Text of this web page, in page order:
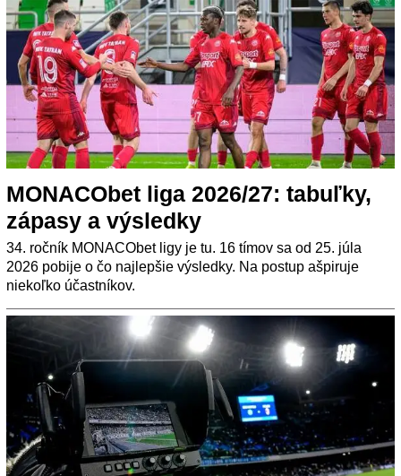
MONACObet liga 2026/27: tabuľky,
zápasy a výsledky
34. ročník MONACObet ligy je tu. 16 tímov sa od 25. júla
2026 pobije o čo najlepšie výsledky. Na postup ašpiruje
niekoľko účastníkov.